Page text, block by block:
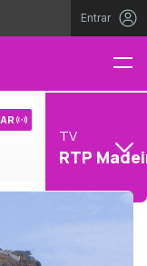
Entrar
TV
RTP